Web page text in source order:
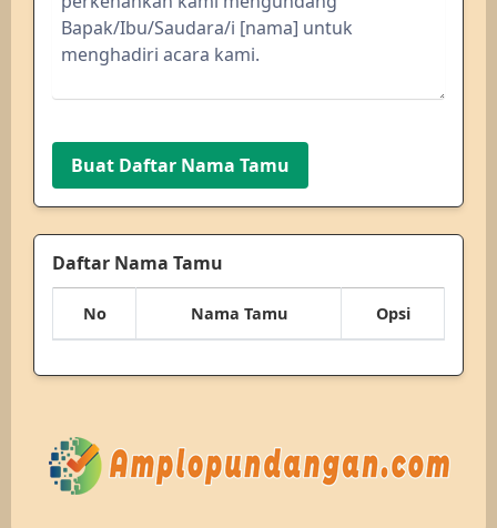
Buat Daftar Nama Tamu
Daftar Nama Tamu
No Nama Tamu Opsi